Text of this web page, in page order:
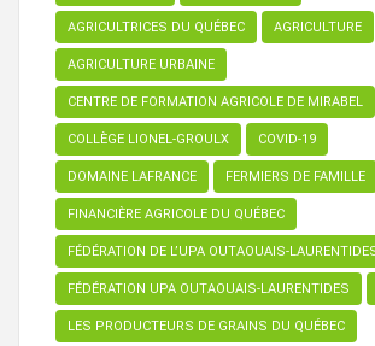
AGRICULTRICES DU QUÉBEC AGRICULTURE
AGRICULTURE URBAINE
CENTRE DE FORMATION AGRICOLE DE MIRABEL
COLLÈGE LIONEL-GROULX COVID-19
DOMAINE LAFRANCE FERMIERS DE FAMILLE
FINANCIÈRE AGRICOLE DU QUÉBEC
FÉDÉRATION DE L’UPA OUTAOUAIS-
FÉDÉRATION UPA OUTAOUAIS-LAURENTIDES
LES PRODUCTEURS DE GRAINS DU QUÉBEC